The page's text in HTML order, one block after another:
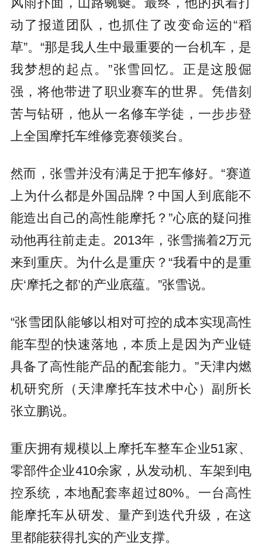
风雨扑面，山路蜿蜒。最终，他的执着打
动了报道团队，也抓住了改变命运的“稻
草”。“那是我人生中最重要的一台机车，是
我梦想的起点。”张雪回忆。正是这股倔
强，将他带进了职业赛车的世界。凭借刻
苦与钻研，他从一名修车学徒，一步步登
上全国摩托车维修竞赛领奖台。
然而，张雪并没有满足于把车修好。“赛道
上为什么都是外国品牌？中国人到底能不
能造出自己的高性能摩托？”心底的疑问推
动他再往前走走。2013年，张雪揣着2万元
来到重庆。为什么是重庆？“我看中的是重
庆‘摩托之都’的产业底蕴。”张雪说。
“张雪团队能够以相对可控的成本实现高性
能车型的快速落地，本质上是因为产业链
具备了高性能产品的配套能力。”天津内燃
机研究所（天津摩托车技术中心）副所长
张立鹏说。
重庆拥有规模以上摩托车整车企业51家、
零部件企业410余家，从发动机、车架到电
控系统，本地配套率超过80%。一台高性
能摩托车从研发、量产到迭代升级，在这
里都能获得扎实的产业支撑。